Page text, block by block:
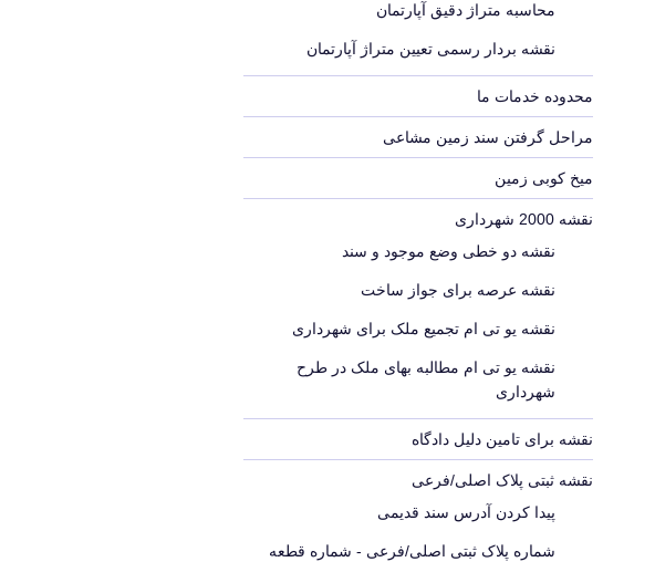
محاسبه متراژ دقیق آپارتمان
نقشه بردار رسمی تعیین متراژ آپارتمان
محدوده خدمات ما
مراحل گرفتن سند زمین مشاعی
میخ کوبی زمین
نقشه 2000 شهرداری
نقشه دو خطی وضع موجود و سند
نقشه عرصه برای جواز ساخت
نقشه یو تی ام تجمیع ملک برای شهرداری
نقشه یو تی ام مطالبه بهای ملک در طرح
شهرداری
نقشه برای تامین دلیل دادگاه
نقشه ثبتی پلاک اصلی/فرعی
پیدا کردن آدرس سند قدیمی
شماره پلاک ثبتی اصلی/فرعی - شماره قطعه